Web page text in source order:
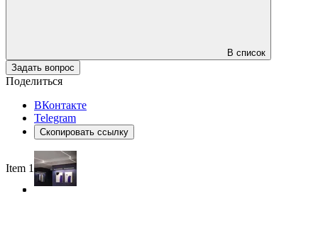
В список
Задать вопрос
Поделиться
ВКонтакте
Telegram
Скопировать ссылку
Item 1 of 3